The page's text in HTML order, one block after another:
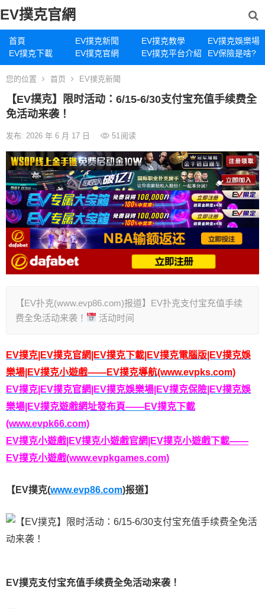
EV撲克官網
首頁 EV撲克新聞 EV撲克教學
EV撲克娛樂場
EV撲克下載
EV撲克官網 EV撲克平台介紹 EV保險是啥?
您的位置 首页 EV撲克新聞
【EV撲克】限时活动：6/15-6/30支付宝充值手续费全
免活动来袭！
发布: 2026 年 6 月 17 日 51阅读
【EV扑克(www.evp86.com)报道】EV扑克支付宝充值手续
费全免活动来袭！
活动时间
EV撲克|EV撲克官網|EV撲克下載|EV撲克電腦版|EV撲克娛
樂場|EV撲克小遊戲——EV撲克導航(www.evpks.com)
EV撲克|EV撲克官網|EV撲克娛樂場|EV撲克保險|EV撲克娛
樂場|EV撲克遊戲網址發布頁——EV撲克下載
(www.evpk66.com)
EV撲克小遊戲|EV撲克小遊戲官網|EV撲克小遊戲下載——
EV撲克小遊戲(www.evpkgames.com)
【EV撲克(www.evp86.com)报道】
EV撲克支付宝充值手续费全免活动来袭！